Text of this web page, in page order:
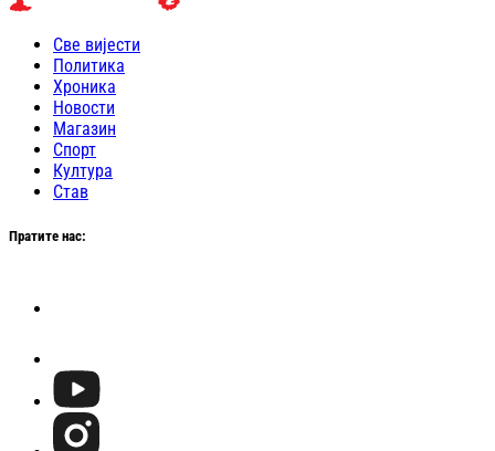
Све вијести
Политика
Хроника
Новости
Магазин
Спорт
Култура
Став
Пратите нас: